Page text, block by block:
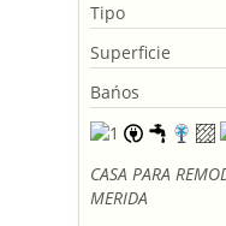
Tipo
Superficie
Bańos
CASA PARA
MERIDA